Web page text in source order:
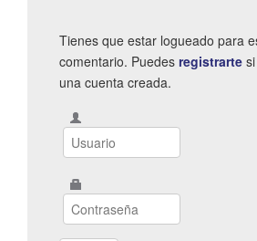
Tienes que estar logueado para
comentario. Puedes registrarte
una cuenta creada.